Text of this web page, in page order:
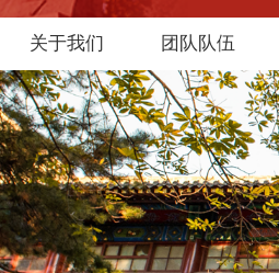
关于我们 团队队伍